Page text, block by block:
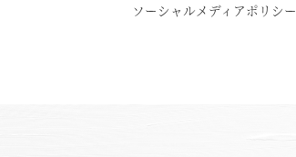
ソーシャルメディアポリシー